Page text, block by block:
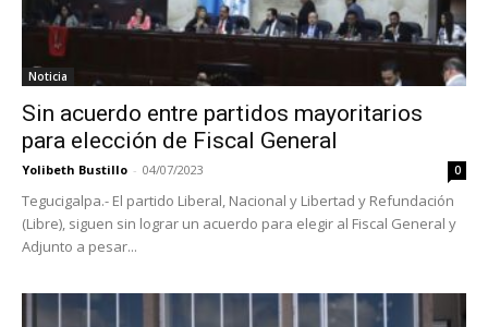
Noticia
Sin acuerdo entre partidos mayoritarios
para elección de Fiscal General
Yolibeth Bustillo - 04/07/2023 0
Tegucigalpa.- El partido Liberal, Nacional y Libertad y Refundación
(Libre), siguen sin lograr un acuerdo para elegir al Fiscal General y
Adjunto a pesar...